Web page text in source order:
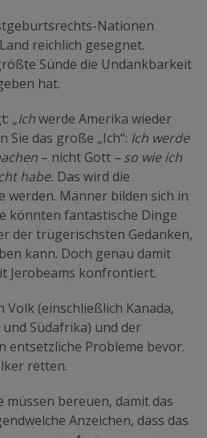
Nationen
reichlich gesegnet.
Sünde die Undankbarkeit
hat.
„Ichwerde Amerika wieder
Sie das große „Ich“: Ich werde
– nicht Gott – so wie ich
habe. Das wird die
werden. Männer bilden sich in
könnten fantastische Dinge
der trügerischsten Gedanken,
kann. Doch genau damit
Jerobeams konfrontiert.
Volk (einschließlich Kanada,
Südafrika) und der
entsetzliche Probleme bevor.
retten.
müssen bereuen, damit das
Anzeichen, dass das